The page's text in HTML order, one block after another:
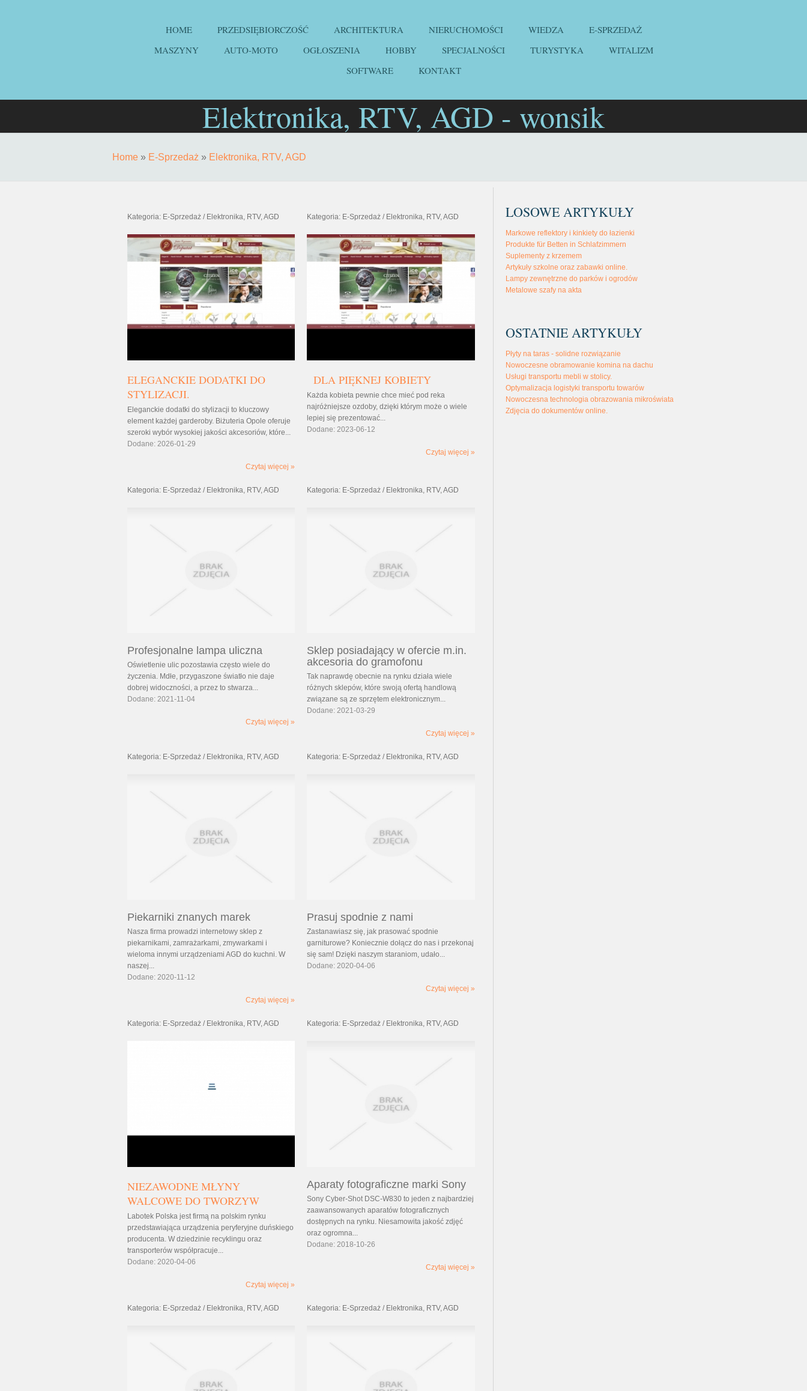
HOME PRZEDSIĘBIORCZOŚĆ ARCHITEKTURA NIERUCHOMOŚCI WIEDZA
E-SPRZEDAŻ
MASZYNY
AUTO-MOTO OGŁOSZENIA HOBBY SPECJALNOŚCI TURYSTYKA
WITALIZM
SOFTWARE
KONTAKT
Elektronika, RTV, AGD - wonsik
Home » E-Sprzedaż » Elektronika, RTV, AGD
Kategoria: E-Sprzedaż / Elektronika, RTV, AGD
ELEGANCKIE DODATKI DO
STYLIZACJI.
Eleganckie dodatki do stylizacji to kluczowy
element każdej garderoby. Biżuteria Opole oferuje
szeroki wybór wysokiej jakości akcesoriów, które...
Dodane: 2026-01-29
Czytaj więcej »
Kategoria: E-Sprzedaż / Elektronika, RTV, AGD
DLA PIĘKNEJ KOBIETY
Każda kobieta pewnie chce mieć pod reka
najróżniejsze ozdoby, dzięki którym może o wiele
lepiej się prezentować...
Dodane: 2023-06-12
Czytaj więcej »
Kategoria: E-Sprzedaż / Elektronika, RTV, AGD
Profesjonalne lampa uliczna
Oświetlenie ulic pozostawia często wiele do
życzenia. Mdłe, przygaszone światło nie daje
dobrej widoczności, a przez to stwarza...
Dodane: 2021-11-04
Czytaj więcej »
Kategoria: E-Sprzedaż / Elektronika, RTV, AGD
Sklep posiadający w ofercie m.in.
akcesoria do gramofonu
Tak naprawdę obecnie na rynku działa wiele
różnych sklepów, które swoją ofertą handlową
związane są ze sprzętem elektronicznym...
Dodane: 2021-03-29
Czytaj więcej »
Kategoria: E-Sprzedaż / Elektronika, RTV, AGD
Piekarniki znanych marek
Nasza firma prowadzi internetowy sklep z
piekarnikami, zamrażarkami, zmywarkami i
wieloma innymi urządzeniami AGD do kuchni. W
naszej...
Dodane: 2020-11-12
Czytaj więcej »
Kategoria: E-Sprzedaż / Elektronika, RTV, AGD
Prasuj spodnie z nami
Zastanawiasz się, jak prasować spodnie
garniturowe? Koniecznie dołącz do nas i przekonaj
się sam! Dzięki naszym staraniom, udało...
Dodane: 2020-04-06
Czytaj więcej »
Kategoria: E-Sprzedaż / Elektronika, RTV, AGD
NIEZAWODNE MŁYNY
WALCOWE DO TWORZYW
Labotek Polska jest firmą na polskim rynku
przedstawiająca urządzenia peryferyjne duńskiego
producenta. W dziedzinie recyklingu oraz
transporterów współpracuje...
Dodane: 2020-04-06
Czytaj więcej »
Kategoria: E-Sprzedaż / Elektronika, RTV, AGD
Aparaty fotograficzne marki Sony
Sony Cyber-Shot DSC-W830 to jeden z najbardziej
zaawansowanych aparatów fotograficznych
dostępnych na rynku. Niesamowita jakość zdjęć
oraz ogromna...
Dodane: 2018-10-26
Czytaj więcej »
Kategoria: E-Sprzedaż / Elektronika, RTV, AGD Kategoria: E-Sprzedaż / Elektronika, RTV, AGD
LOSOWE ARTYKUŁY
Markowe reflektory i kinkiety do łazienki
Produkte für Betten in Schlafzimmern
Suplementy z krzemem
Artykuły szkolne oraz zabawki online.
Lampy zewnętrzne do parków i ogrodów
Metalowe szafy na akta
OSTATNIE ARTYKUŁY
Płyty na taras - solidne rozwiązanie
Nowoczesne obramowanie komina na dachu
Usługi transportu mebli w stolicy.
Optymalizacja logistyki transportu towarów
Nowoczesna technologia obrazowania mikroświata
Zdjęcia do dokumentów online.